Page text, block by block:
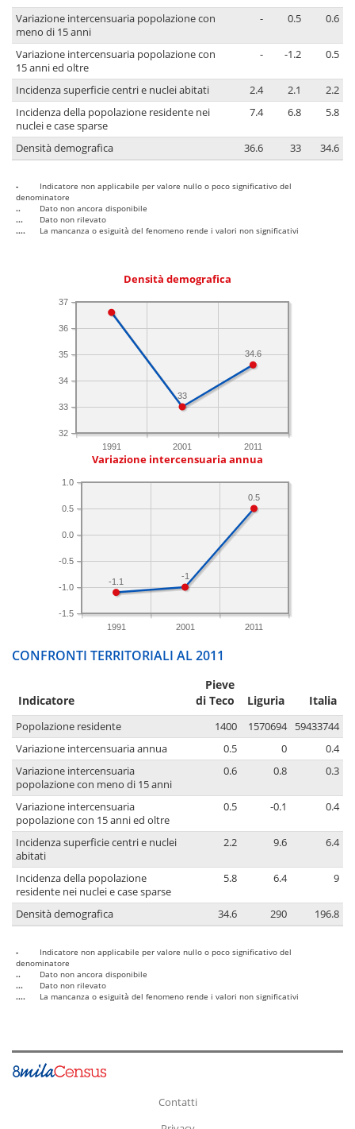
Variazione intercensuaria popolazione con
meno di 15 anni
- 0.5 0.6
Variazione intercensuaria popolazione con
15 anni ed oltre
- -1.2 0.5
Incidenza superficie centri e nuclei abitati 2.4 2.1
2.2
Incidenza della popolazione residente nei
nuclei e case sparse
7.4 6.8 5.8
Densità demografica 36.6 33 34.6
-
Indicatore non applicabile per valore nullo o poco significativo del
denominatore
..
Dato non ancora disponibile
...
Dato non rilevato
....
La mancanza o esiguità del fenomeno rende i valori non significativi
Densità demografica
1991 2001 2011
32
33
34
35
36
37
34.6
33
Variazione intercensuaria annua
1991 2001 2011
-1.5
-1.0
-0.5
0.0
0.5
1.0
0.5
-1
-1.1
CONFRONTI TERRITORIALI AL 2011
Indicatore
Pieve
di Teco
Liguria Italia
Popolazione residente 1400 1570694
59433744
Variazione intercensuaria annua
0.5 0
0.4
Variazione intercensuaria
popolazione con meno di 15 anni
0.6 0.8 0.3
Variazione intercensuaria
popolazione con 15 anni ed oltre
0.5 -0.1 0.4
Incidenza superficie centri e nuclei
abitati
2.2 9.6 6.4
Incidenza della popolazione
residente nei nuclei e case sparse
5.8 6.4 9
Densità demografica 34.6 290 196.8
-
Indicatore non applicabile per valore nullo o poco significativo del
denominatore
..
Dato non ancora disponibile
...
Dato non rilevato
....
La mancanza o esiguità del fenomeno rende i valori non significativi
Contatti